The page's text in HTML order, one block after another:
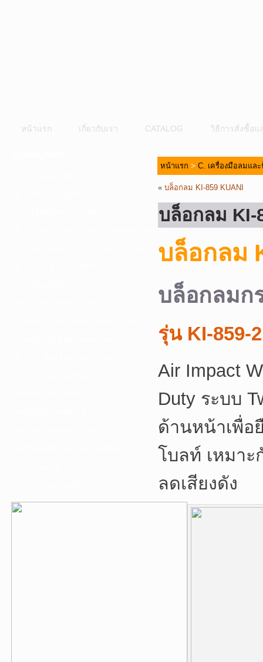
หน้าแรก เกี่ยวกับเรา CATALOG วิธีการสั่งซื้อแ
D. เครื่องมือก่อสร้าง-เครื่องมืออุตสาหกรรม
หน้าแรก > C. เครื่องมือลมแล
« บล็อกลม KI-859 KUANI
บล็อกลม KI-
บล็อกลม
บล็อกลมก
รุ่น KI-859-2
Air Impact
Duty ระบบ
ด้านหน้าเพื่อ
โบลท์ เหมา
ลดเสียงดัง